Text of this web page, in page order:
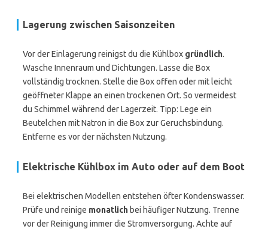
Lagerung zwischen Saisonzeiten
Vor der Einlagerung reinigst du die Kühlbox gründlich.
Wasche Innenraum und Dichtungen. Lasse die Box
vollständig trocknen. Stelle die Box offen oder mit leicht
geöffneter Klappe an einen trockenen Ort. So vermeidest
du Schimmel während der Lagerzeit. Tipp: Lege ein
Beutelchen mit Natron in die Box zur Geruchsbindung.
Entferne es vor der nächsten Nutzung.
Elektrische Kühlbox im Auto oder auf dem Boot
Bei elektrischen Modellen entstehen öfter Kondenswasser.
Prüfe und reinige monatlich bei häufiger Nutzung. Trenne
vor der Reinigung immer die Stromversorgung. Achte auf